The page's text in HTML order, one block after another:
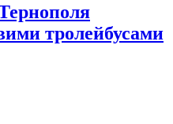
тролейбусами